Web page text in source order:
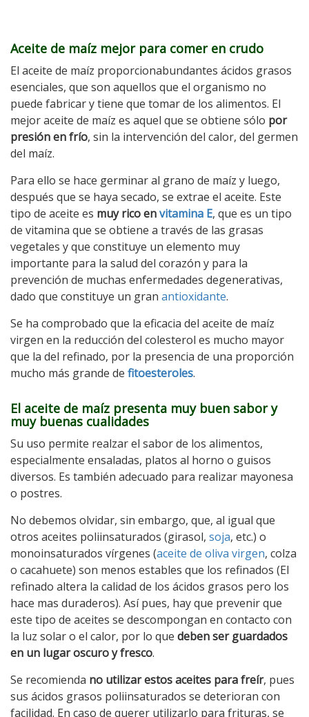
Aceite de maíz mejor para comer en crudo
El aceite de maíz proporcionabundantes ácidos grasos
esenciales, que son aquellos que el organismo no
puede fabricar y tiene que tomar de los alimentos. El
mejor aceite de maíz es aquel que se obtiene sólo por
presión en frío, sin la intervención del calor, del germen
del maíz.
Para ello se hace germinar al grano de maíz y luego,
después que se haya secado, se extrae el aceite. Este
tipo de aceite es muy rico envitamina E, que es un tipo
de vitamina que se obtiene a través de las grasas
vegetales y que constituye un elemento muy
importante para la salud del corazón y para la
prevención de muchas enfermedades degenerativas,
dado que constituye un gran antioxidante.
Se ha comprobado que la eficacia del aceite de maíz
virgen en la reducción del colesterol es mucho mayor
que la del refinado, por la presencia de una proporción
mucho más grande de fitoesteroles.
El aceite de maíz presenta muy buen sabor y
muy buenas cualidades
Su uso permite realzar el sabor de los alimentos,
especialmente ensaladas, platos al horno o guisos
diversos. Es también adecuado para realizar mayonesa
o postres.
No debemos olvidar, sin embargo, que, al igual que
otros aceites poliinsaturados (girasol, soja, etc.) o
monoinsaturados vírgenes (aceite de oliva virgen, colza
o cacahuete) son menos estables que los refinados (El
refinado altera la calidad de los ácidos grasos pero los
hace mas duraderos). Así pues, hay que prevenir que
este tipo de aceites se descompongan en contacto con
la luz solar o el calor, por lo que deben ser guardados
en un lugar oscuro y fresco.
Se recomienda no utilizar estos aceites para freír, pues
sus ácidos grasos poliinsaturados se deterioran con
facilidad. En caso de querer utilizarlo para frituras, se